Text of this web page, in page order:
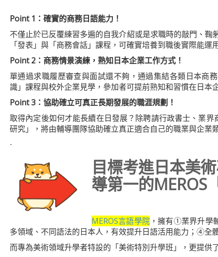
Point 1 ：確實的商務日語能力！
不僅止於已反覆練習多遍的自我介紹或是求職時的敲門、
「發表」與「商務會話」課程，可確實培養到職後實際能運
Point 2 ：商務情景演練，熟知日本企業工作方式！
單通過求職履歷審查與面試還不夠，通過集結各類日本商
識」課程與校外企業見學，參加者可提前熟知和習慣在日本
Point 3 ：協助確立可真正長期發展的職涯規劃！
取得內定後如何才能長續在日發展？除聘請行政書士、業
研究」，將由輔導團隊協助確立真正適合自己的職業與企業
-
目標考進日本美
導第一的MEROS
MEROS言語學院 ，擁有①業界升學
多領域、不同語法的日本人，有效提升日語活用能力；④全
而專為美術領域升學者特設的「美術特別升學班」，更提